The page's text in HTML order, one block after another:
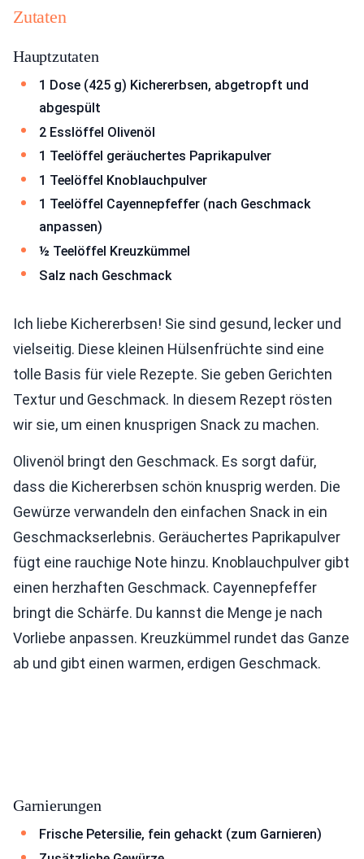
Zutaten
Hauptzutaten
1 Dose (425 g) Kichererbsen, abgetropft und
abgespült
2 Esslöffel Olivenöl
1 Teelöffel geräuchertes Paprikapulver
1 Teelöffel Knoblauchpulver
1 Teelöffel Cayennepfeffer (nach Geschmack
anpassen)
½ Teelöffel Kreuzkümmel
Salz nach Geschmack
Ich liebe Kichererbsen! Sie sind gesund, lecker und
vielseitig. Diese kleinen Hülsenfrüchte sind eine
tolle Basis für viele Rezepte. Sie geben Gerichten
Textur und Geschmack. In diesem Rezept rösten
wir sie, um einen knusprigen Snack zu machen.
Olivenöl bringt den Geschmack. Es sorgt dafür,
dass die Kichererbsen schön knusprig werden. Die
Gewürze verwandeln den einfachen Snack in ein
Geschmackserlebnis. Geräuchertes Paprikapulver
fügt eine rauchige Note hinzu. Knoblauchpulver gibt
einen herzhaften Geschmack. Cayennepfeffer
bringt die Schärfe. Du kannst die Menge je nach
Vorliebe anpassen. Kreuzkümmel rundet das Ganze
ab und gibt einen warmen, erdigen Geschmack.
Garnierungen
Frische Petersilie, fein gehackt (zum Garnieren)